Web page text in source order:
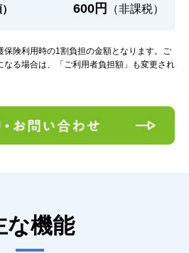
600円 （非課税）
険利用時の1割負担の金額となります。ご
なる場合は、「ご利用者負担額」も変更され
な機能